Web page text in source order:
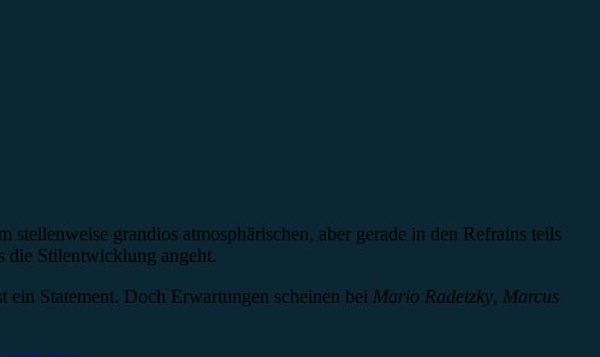
grandios atmosphärischen, aber gerade in den Refrains teils
die Stilentwicklung angeht.
Statement. Doch Erwartungen scheinen bei Mario Radetzky, Marcus